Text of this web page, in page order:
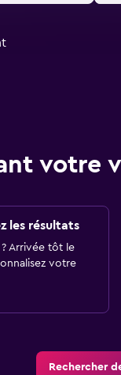
votre
les résultats
Arrivée tôt le
votre
Rechercher